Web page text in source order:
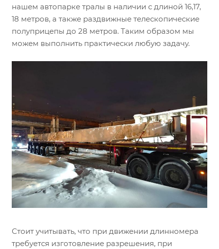
нашем автопарке тралы в наличии с длиной 16,17,
18 метров, а также раздвижные телескопические
полуприцепы до 28 метров. Таким образом мы
можем выполнить практически любую задачу.
Стоит учитывать, что при движении длинномера
требуется изготовление разрешения, при